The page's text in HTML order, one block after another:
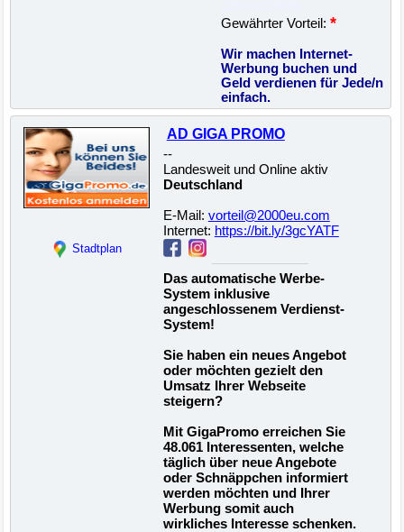
Gewährter Vorteil: *
Wir machen Internet-
Werbung buchen und
Geld verdienen für Jede/n
einfach.
Stadtplan
AD GIGA PROMO
--
Landesweit und Online aktiv
Deutschland
E-Mail: vorteil@2000eu.com
Internet: https://bit.ly/3gcYATF
Das automatische Werbe-
System inklusive
angeschlossenem Verdienst-
System!
Sie haben ein neues Angebot
oder möchten gezielt den
Umsatz Ihrer Webseite
steigern?
Mit GigaPromo erreichen Sie
48.061 Interessenten, welche
täglich über neue Angebote
oder Schnäppchen informiert
werden möchten und Ihrer
Werbung somit auch
wirkliches Interesse schenken.